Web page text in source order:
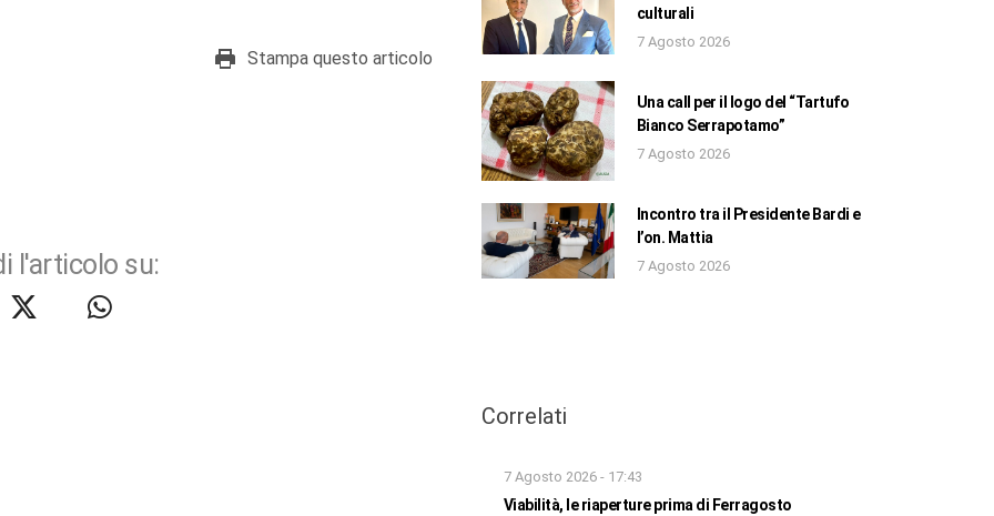
Stampa questo articolo
l'articolo su:
culturali
7 Agosto 2026
Una call per il logo del “Tartufo
Bianco Serrapotamo”
7 Agosto 2026
Incontro tra il Presidente Bardi e
l’on. Mattia
7 Agosto 2026
Correlati
7 Agosto 2026 - 17:43
Viabilità, le riaperture prima di Ferragosto